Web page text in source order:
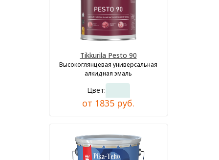
Tikkurila Pesto 90
Высокоглянцевая универсальная
алкидная эмаль
Цвет:
от 1835 руб.